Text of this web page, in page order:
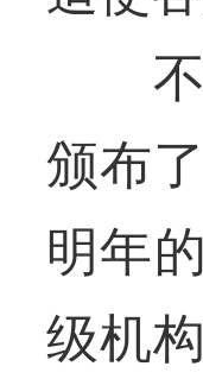
不
颁布
明年
级机